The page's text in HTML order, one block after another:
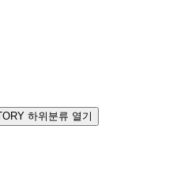
하위분류 열기